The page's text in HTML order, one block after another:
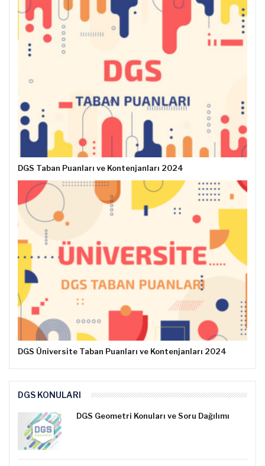
DGS Taban Puanları ve Kontenjanları 2024
DGS Üniversite Taban Puanları ve Kontenjanları 2024
DGS KONULARI
DGS Geometri Konuları ve Soru Dağılımı